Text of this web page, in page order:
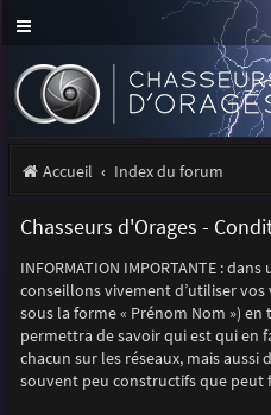
Accueil Index du forum
Chasseurs d'Orages -
INFORMATION IMPORTANTE :
conseillons vivement d’utiliser
sous la forme « Prénom Nom »)
permettra de savoir qui est qui en
chacun sur les réseaux, mais aussi
souvent peu constructifs que peut